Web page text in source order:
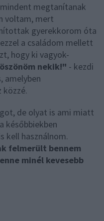
megtanítanak
voltam, mert
gyerekkorom óta
a családom mellett
hogy ki vagyok-
nekik!" - kezdi
amelyben
de olyat is ami miatt
későbbiekben
kell használnom.
felmerült bennem
minél kevesebb